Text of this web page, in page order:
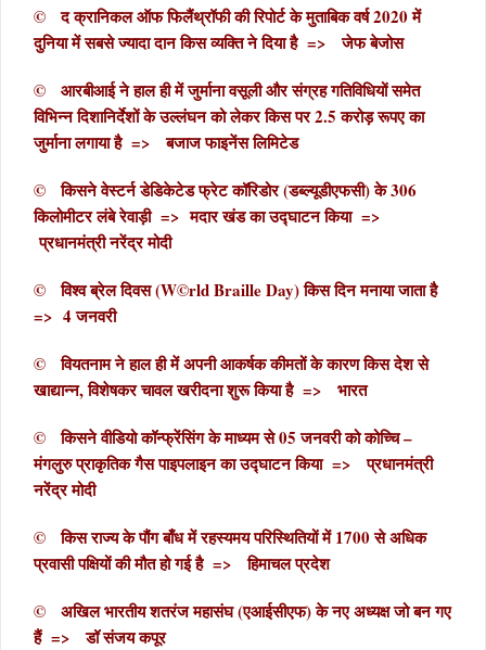
© द क्रानिकल ऑफ फिलैंथ्रॉफी की रिपोर्ट के मुताबिक वर्ष 2020 में
दुनिया में सबसे ज्यादा दान किस व्यक्ति ने दिया है => जेफ बेजोस
© आरबीआई ने हाल ही में जुर्माना वसूली और संग्रह गतिविधियों समेत
विभिन्न दिशानिर्देशों के उल्लंघन को लेकर किस पर 2.5 करोड़ रूपए का
जुर्माना लगाया है => बजाज फाइनेंस लिमिटेड
© किसने वेस्टर्न डेडिकेटेड फ्रेट कॉरिडोर (डब्ल्यूडीएफसी) के 306
किलोमीटर लंबे रेवाड़ी => मदार खंड का उद्घाटन किया =>
प्रधानमंत्री नरेंद्र मोदी
© विश्व ब्रेल दिवस (W©rld Braille Day) किस दिन मनाया जाता है
=> 4 जनवरी
© वियतनाम ने हाल ही में अपनी आकर्षक कीमतों के कारण किस देश से
खाद्यान्न, विशेषकर चावल खरीदना शुरू किया है => भारत
© किसने वीडियो कॉन्फ्रेंसिंग के माध्यम से 05 जनवरी को कोच्चि –
मंगलुरु प्राकृतिक गैस पाइपलाइन का उद्घाटन किया => प्रधानमंत्री
नरेंद्र मोदी
© किस राज्य के पौंग बाँध में रहस्यमय परिस्थितियों में 1700 से अधिक
प्रवासी पक्षियों की मौत हो गई है => हिमाचल प्रदेश
© अखिल भारतीय शतरंज महासंघ (एआईसीएफ) के नए अध्यक्ष जो बन गए
हैं => डॉ संजय कपूर